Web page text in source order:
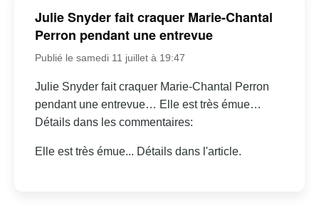
Julie Snyder fait craquer Marie-Chantal
Perron pendant une entrevue
Publié le samedi 11 juillet à 19:47
Julie Snyder fait craquer Marie-Chantal Perron
pendant une entrevue… Elle est très émue…
Détails dans les commentaires:
Elle est très émue... Détails dans l'article.